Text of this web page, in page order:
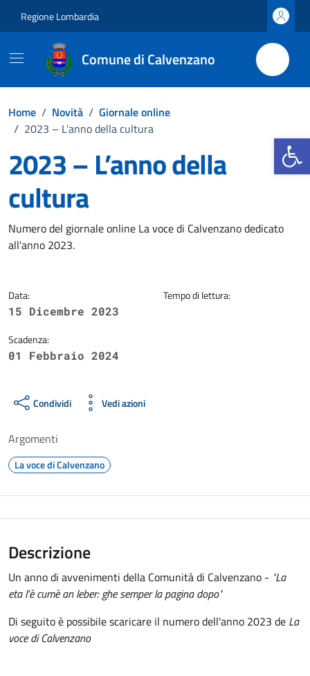
Apri la
Regione Lombardia
Comune di Calvenzano
Home / Novità / Giornale online
/ 2023 – L’anno della cultura
2023 – L’anno della
cultura
Dettagli della notizia
Numero del giornale online La voce di Calvenzano dedicato
all'anno 2023.
Data:
15 Dicembre 2023
Scadenza:
01 Febbraio 2024
Tempo di lettura:
Condividi Vedi azioni
Argomenti
La voce di Calvenzano
Descrizione
Un anno di avvenimenti della Comunità di Calvenzano - "La
eta l'è cumè an leber: ghe semper la pagina dopo"
Di seguito è possibile scaricare il numero dell'anno 2023 de La
voce di Calvenzano